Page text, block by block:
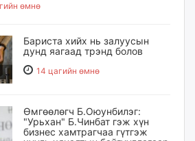
өмнө
Бариста хийх нь залуусын
дунд яагаад трэнд болов
14 цагийн өмнө
Өмгөөлөгч Б.Оюунбилэг:
"Урьхан" Б.Чинбат гэж хүн
бизнес хамтрагчаа гүтгэж